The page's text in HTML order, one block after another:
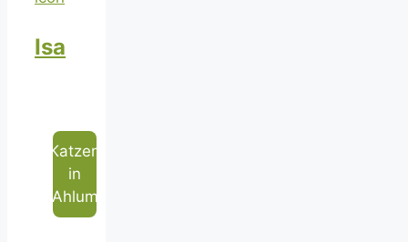
Isa
Katzen
in
Ahlum